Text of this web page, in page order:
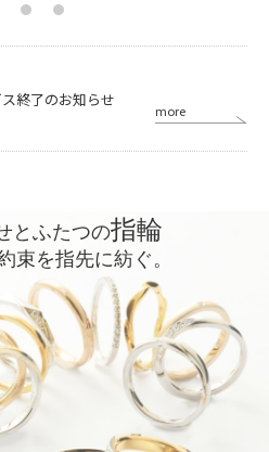
more
終了のお知らせ
知らせ
リング発表♪
とふたつの指輪
束を指先に紡ぐ。